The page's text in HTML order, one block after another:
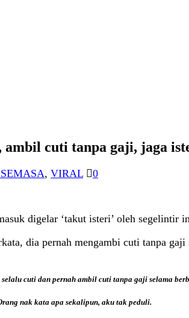
cuti tanpa gaji, jaga
, VIRAL 0
digelar ‘takut isteri’ oleh segelintir
dia pernah mengambi cuti tanpa
cuti dan pernah ambil cuti tanpa gaji selama
nak kata apa sekalipun, aku tak peduli.